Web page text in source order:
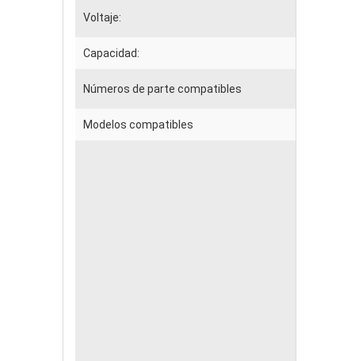
Voltaje:
Capacidad:
Números de parte compatibles
Modelos compatibles